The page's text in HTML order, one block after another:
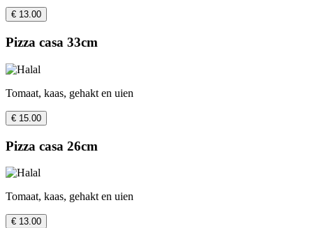
€ 13.00
Pizza casa 33cm
Tomaat, kaas, gehakt en uien
€ 15.00
Pizza casa 26cm
Tomaat, kaas, gehakt en uien
€ 13.00